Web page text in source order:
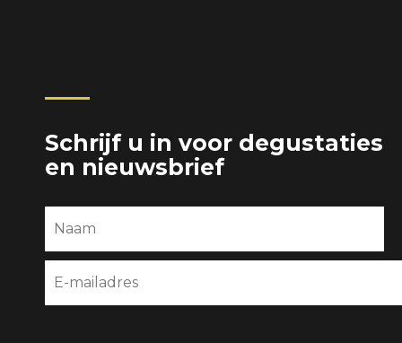
Schrijf u in voor degustaties
en nieuwsbrief